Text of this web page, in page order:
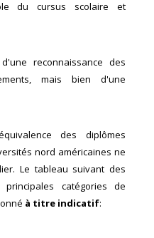
du cursus scolaire et
reconnaissance des
mais bien d'une
des diplômes
nord américaines ne
Le tableau suivant des
catégories de
à titre indicatif: